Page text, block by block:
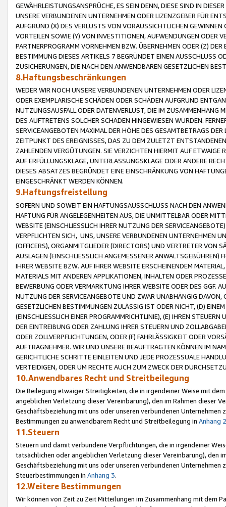
GEWÄHRLEISTUNGSANSPRÜCHE, ES SEIN DENN, DIESE SIND IN
UNSERE VERBUNDENEN UNTERNEHMEN ODER LIZENZGEBER FÜR
AUFGRUND (X) DES VERLUSTS VON VORAUSSICHTLICHEN
VORTEILEN SOWIE (Y) VON INVESTITIONEN, AUFWENDUNGEN ODER
PARTNERPROGRAMM VORNEHMEN BZW. ÜBERNEHMEN ODER (Z)
BESTIMMUNG DIESES ARTIKELS 7 BEGRÜNDET EINEN AUSSCHLUSS
ZUSICHERUNGEN, DIE NACH DEN ANWENDBAREN GESETZLICHEN
8.Haftungsbeschränkungen
WEDER WIR NOCH UNSERE VERBUNDENEN UNTERNEHMEN ODER
ODER EXEMPLARISCHE SCHÄDEN ODER SCHÄDEN AUFGRUND
NUTZUNGSAUSFALL ODER DATENVERLUST, DIE IM ZUSAMMENHANG
DES AUFTRETENS SOLCHER SCHÄDEN HINGEWIESEN WURDEN.
SERVICEANGEBOTEN MAXIMAL DER HÖHE DES GESAMTBETRAGS
ZEITPUNKT DES EREIGNISSES, DAS ZU DEM ZULETZT
ZAHLENDEN VERGÜTUNGEN. SIE VERZICHTEN HIERMIT AUF
AUF ERFÜLLUNGSKLAGE, UNTERLASSUNGSKLAGE ODER ANDERE
DIESES ABSATZES BEGRÜNDET EINE EINSCHRÄNKUNG VON
EINGESCHRÄNKT WERDEN KÖNNEN.
9.Haftungsfreistellung
SOFERN UND SOWEIT EIN HAFTUNGSAUSSCHLUSS NACH DEN
HAFTUNG FÜR ANGELEGENHEITEN AUS, DIE UNMITTELBAR ODER
WEBSITE (EINSCHLIESSLICH IHRER NUTZUNG DER
VERPFLICHTEN SICH, UNS, UNSERE VERBUNDENEN UNTERNEHMEN
(OFFICERS), ORGANMITGLIEDER (DIRECTORS) UND VERTRETER VON
AUSLAGEN (EINSCHLIESSLICH ANGEMESSENER
IHRER WEBSITE BZW. AUF IHRER WEBSITE ERSCHEINENDEM
MATERIALS MIT ANDEREN APPLIKATIONEN, INHALTEN ODER
BEWERBUNG ODER VERMARKTUNG IHRER WEBSITE ODER DES GGF.
NUTZUNG DER SERVICEANGEBOTE UND ZWAR UNABHÄNGIG
GESETZLICHEN BESTIMMUNGEN ZULÄSSIG IST ODER NICHT, (D)
(EINSCHLIESSLICH EINER PROGRAMMRICHTLINIE), (E) IHREN
DER EINTREIBUNG ODER ZAHLUNG IHRER STEUERN UND
ODER ZOLLVERPFLICHTUNGEN, ODER (F) FAHRLÄSSIGKEIT ODER
AUFTRAGNEHMER. WIR UND UNSERE BEAUFTRAGTEN KÖNNEN IM
GERICHTLICHE SCHRITTE EINLEITEN UND JEDE PROZESSUALE
VERTEIDIGEN, ODER UM RECHTE AUCH ZUM ZWECK DER
10.Anwendbares Recht und Streitbeilegung
Die Beilegung etwaiger Streitigkeiten, die in irgendeiner Weise mit
angeblichen Verletzung dieser Vereinbarung), den im Rahmen dieser
Geschäftsbeziehung mit uns oder unseren verbundenen
Bestimmungen zu anwendbarem Recht und Streitbeilegung in Anhang 2
11.Steuern
Steuern und damit verbundene Verpflichtungen, die in irgendeiner
tatsächlichen oder angeblichen Verletzung dieser Vereinbarung), den
Geschäftsbeziehung mit uns oder unseren verbundenen
Steuerbestimmungen in Anhang 3.
12.Weitere Bestimmungen
Wir können von Zeit zu Zeit Mitteilungen im Zusammenhang mit dem